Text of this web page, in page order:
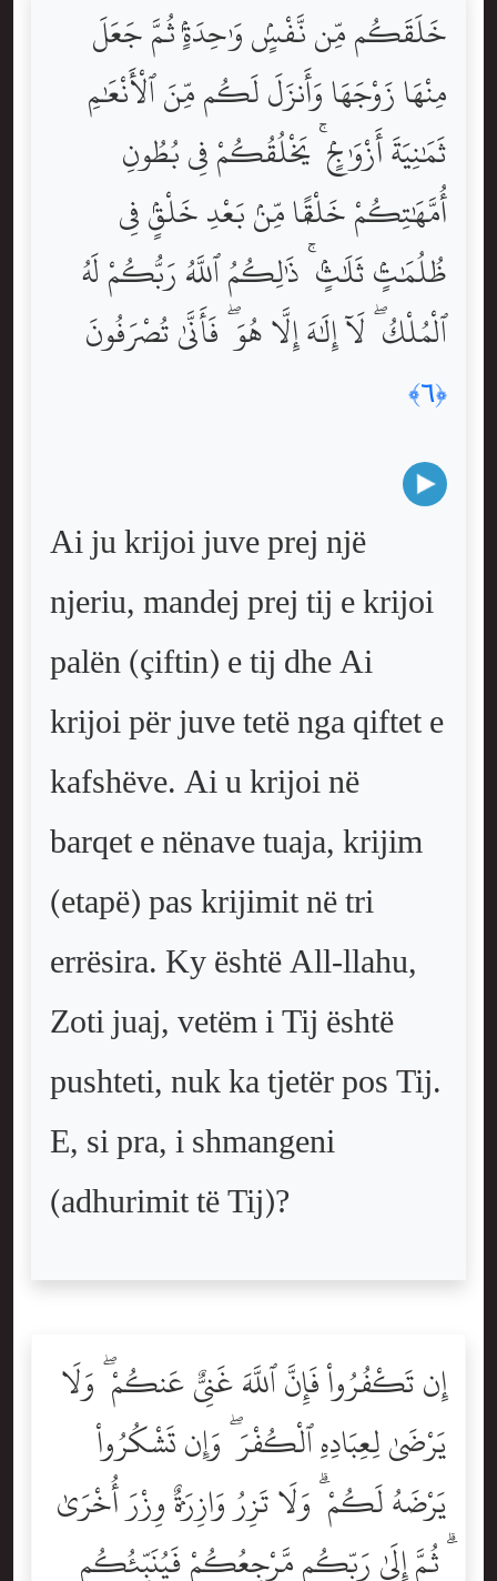
خَلَقَكُم مِّن نَّفْسٍۢ وَٰحِدَةٍۢ ثُمَّ جَعَلَ
مِنْهَا زَوْجَهَا وَأَنزَلَ لَكُم مِّنَ ٱلْأَنْعَٰمِ
ثَمَٰنِيَةَ أَزْوَٰجٍۢ ۚ يَخْلُقُكُمْ فِى بُطُونِ
أُمَّهَٰتِكُمْ خَلْقًۭا مِّنۢ بَعْدِ خَلْقٍۢ فِى
ظُلُمَٰتٍۢ ثَلَٰثٍۢ ۚ ذَٰلِكُمُ ٱللَّهُ رَبُّكُمْ لَهُ
ٱلْمُلْكُ ۖ لَآ إِلَٰهَ إِلَّا هُوَ ۖ فَأَنَّىٰ تُصْرَفُونَ
﴿٦﴾
Ai ju krijoi juve prej një
njeriu, mandej prej tij e krijoi
palën (çiftin) e tij dhe Ai
krijoi për juve tetë nga qiftet e
kafshëve. Ai u krijoi në
barqet e nënave tuaja, krijim
(etapë) pas krijimit në tri
errësira. Ky është All-llahu,
Zoti juaj, vetëm i Tij është
pushteti, nuk ka tjetër pos Tij.
E, si pra, i shmangeni
(adhurimit të Tij)?
إِن تَكْفُرُواْ فَإِنَّ ٱللَّهَ غَنِىٌّ عَنكُمْ ۖ وَلَا
يَرْضَىٰ لِعِبَادِهِ ٱلْكُفْرَ ۖ وَإِن تَشْكُرُواْ
يَرْضَهُ لَكُمْ ۗ وَلَا تَزِرُ وَازِرَةٌۭ وِزْرَ أُخْرَىٰ
ۗ ثُمَّ إِلَىٰ رَبِّكُم مَّرْجِعُكُمْ فَيُنَبِّئُكُم